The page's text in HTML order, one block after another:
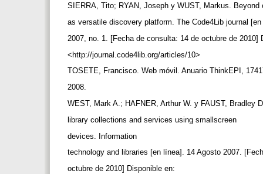
SIERRA, Tito; RYAN, Joseph y WUST, Markus.
as versatile discovery platform. The Code4Lib journal
2007, no. 1. [Fecha de consulta: 14 de octubre de 2010]
<http://journal.code4lib.org/articles/10>
TOSETE, Francisco. Web móvil. Anuario ThinkEPI,
2008.
WEST, Mark A.; HAFNER, Arthur W. y FAUST, Bradley
library collections and services using smallscreen
devices. Information
technology and libraries [en línea]. 14 Agosto 2007.
octubre de 2010] Disponible en: